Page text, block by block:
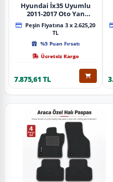
Hyundai İx35 Uyumlu
2011-2017 Oto Yan
Basamak Koruma Side
Step Bmw Style
Peşin Fiyatına 3 x 2.625,20
TL
%5 Puan Fırsatı
Ücretsiz Kargo
7.875,61 TL